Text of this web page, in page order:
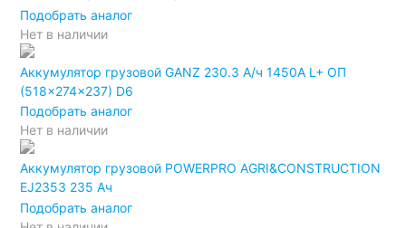
Подобрать аналог
Нет в наличии
Аккумулятор грузовой GANZ 230.3 А/ч 1450А L+ ОП
(518x274x237) D6
Подобрать аналог
Нет в наличии
Аккумулятор грузовой POWERPRO AGRI&CONSTRUCTION
EJ2353 235 Ач
Подобрать аналог